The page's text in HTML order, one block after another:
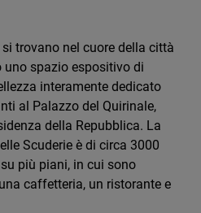
trovano nel cuore della città
uno spazio espositivo di
interamente dedicato
al Palazzo del Quirinale,
della Repubblica. La
Scuderie è di circa 3000
più piani, in cui sono
caffetteria, un ristorante e